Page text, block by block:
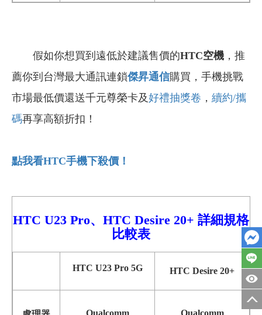
假如你想買到遠低於建議售價的HTC空機 ，推
薦你到台灣最大通訊連鎖傑昇通信購買，手機挑戰
市場最低價還送千元尊榮卡及好禮抽獎卷 ， 續約/攜
碼再享高額折扣！
點我看HTC手機下殺價！
HTC U23 Pro、 HTC Desire 20+ 詳細規格
比較表
HTC U23 Pro 5G HTC Desire 20+